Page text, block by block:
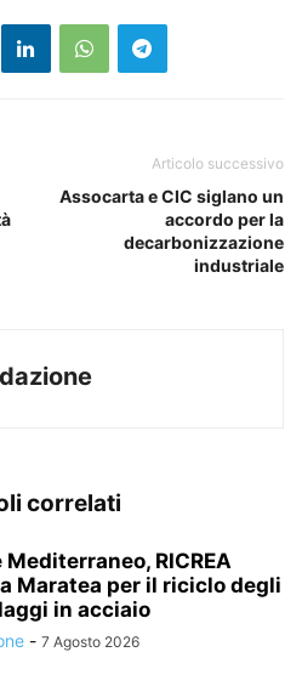
Articolo successivo
Assocarta e CIC siglano un
accordo per la
decarbonizzazione
industriale
correlati
Mediterraneo, RICREA
Maratea per il riciclo degli
in acciaio
- 7 Agosto 2026